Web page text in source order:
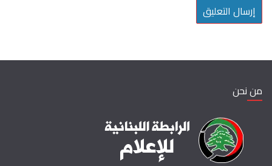
من نحن